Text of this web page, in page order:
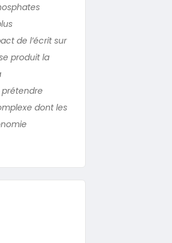
de l’écrit sur
produit la
dont les